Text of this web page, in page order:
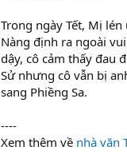
Trong ngày Tết, Mị
Nàng định ra ngoài
dậy, cô cảm thấy đau
Sử nhưng cô vẫn bị
sang Phiềng Sa.
----
Xem thêm về nhà văn